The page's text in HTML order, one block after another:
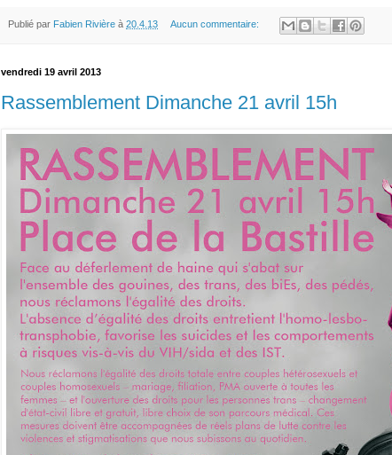
Publié par Fabien Rivière à 20.4.13 Aucun commentaire:
vendredi 19 avril 2013
Rassemblement Dimanche 21 avril 15h